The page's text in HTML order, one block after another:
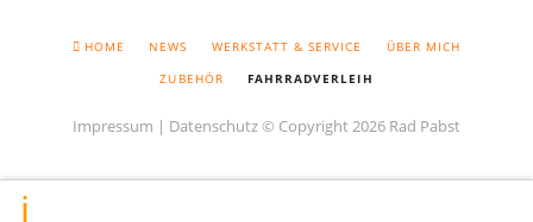
NAVIGATION
HOME NEWS WERKSTATT & SERVICE
ÜBER MICH
ZUBEHÖR
FAHRRADVERLEIH
Impressum | Datenschutz© Copyright 2026 Rad Pabst